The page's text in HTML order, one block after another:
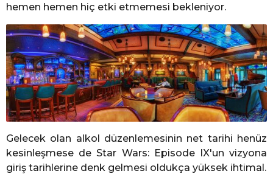
hemen hemen hiç etki etmemesi bekleniyor.
Gelecek olan alkol düzenlemesinin net tarihi henüz
kesinleşmese de Star Wars: Episode IX'un vizyona
giriş tarihlerine denk gelmesi oldukça yüksek ihtimal.